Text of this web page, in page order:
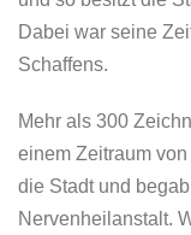
Dabei war seine
Schaffens.
Mehr als 300
einem Zeitraum
die Stadt und
Nervenheilanstalt.